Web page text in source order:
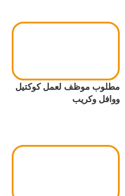
مطلوب موظف لعمل كوكتيل
ووافل وكريب